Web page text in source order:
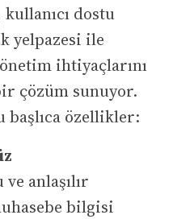
dostu
yelpazesi ile
ihtiyaçlarını
çözüm sunuyor.
başlıca özellikler:
anlaşılır
bilgisi